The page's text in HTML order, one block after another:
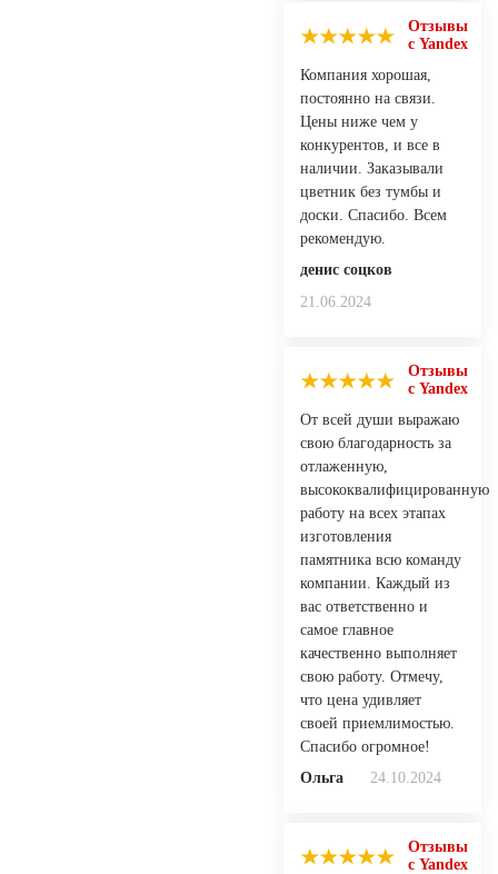
Отзывы
с Yandex
Компания хорошая,
постоянно на связи.
Цены ниже чем у
конкурентов, и все в
наличии. Заказывали
цветник без тумбы и
доски. Спасибо. Всем
рекомендую.
денис соцков
21.06.2024
Отзывы
с Yandex
От всей души выражаю
свою благодарность за
отлаженную,
высококвалифицированную
работу на всех этапах
изготовления
памятника всю команду
компании. Каждый из
вас ответственно и
самое главное
качественно выполняет
свою работу. Отмечу,
что цена удивляет
своей приемлимостью.
Спасибо огромное!
Ольга
24.10.2024
Отзывы
с Yandex